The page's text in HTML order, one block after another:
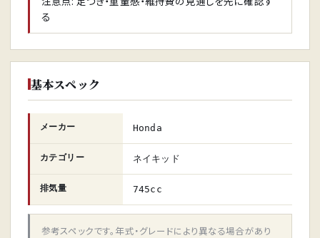
る
基本スペック
メーカー Honda
カテゴリー ネイキッド
排気量 745cc
参考スペックです。年式・グレードにより異なる場合があり